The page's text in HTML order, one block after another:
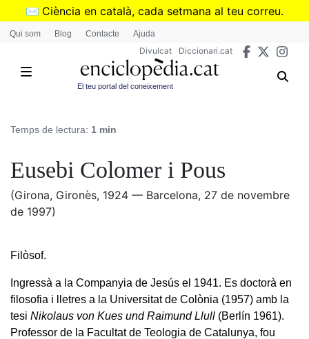
Vés
✉️ Ciència en català, cada setmana al teu correu.
➜Subscriu-te al butlletí de Divulcat
Qui som Blog Contacte Ajuda
Divulcat Diccionari.cat
El teu portal del coneixement
Temps de lectura: 1 min
Eusebi Colomer i Pous
(Girona, Gironès, 1924 — Barcelona, 27 de novembre
de 1997)
Filòsof.
Ingressà a la Companyia de Jesús el 1941. Es doctorà en
filosofia i lletres a la Universitat de Colònia (1957) amb la
tesi Nikolaus von Kues und Raimund Llull (Berlín 1961).
Professor de la Facultat de Teologia de Catalunya, fou